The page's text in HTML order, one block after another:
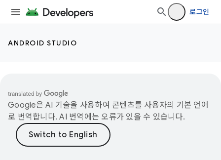
로그인
ANDROID STUDIO
Google은 AI 기술을 사용하여 콘텐츠를 사용자의 기본 언어
로 번역합니다. AI 번역에는 오류가 있을 수 있습니다.